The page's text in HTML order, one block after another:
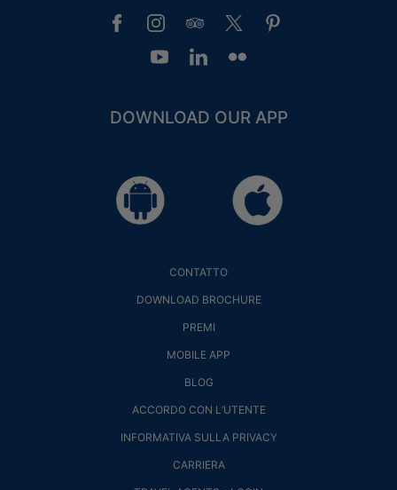
DOWNLOAD OUR APP
CONTATTO
DOWNLOAD BROCHURE
PREMI
MOBILE APP
BLOG
ACCORDO CON L’UTENTE
INFORMATIVA SULLA PRIVACY
CARRIERA